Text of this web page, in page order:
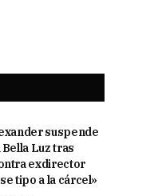
suspende
Luz tras
exdirector
tipo a la cárcel»